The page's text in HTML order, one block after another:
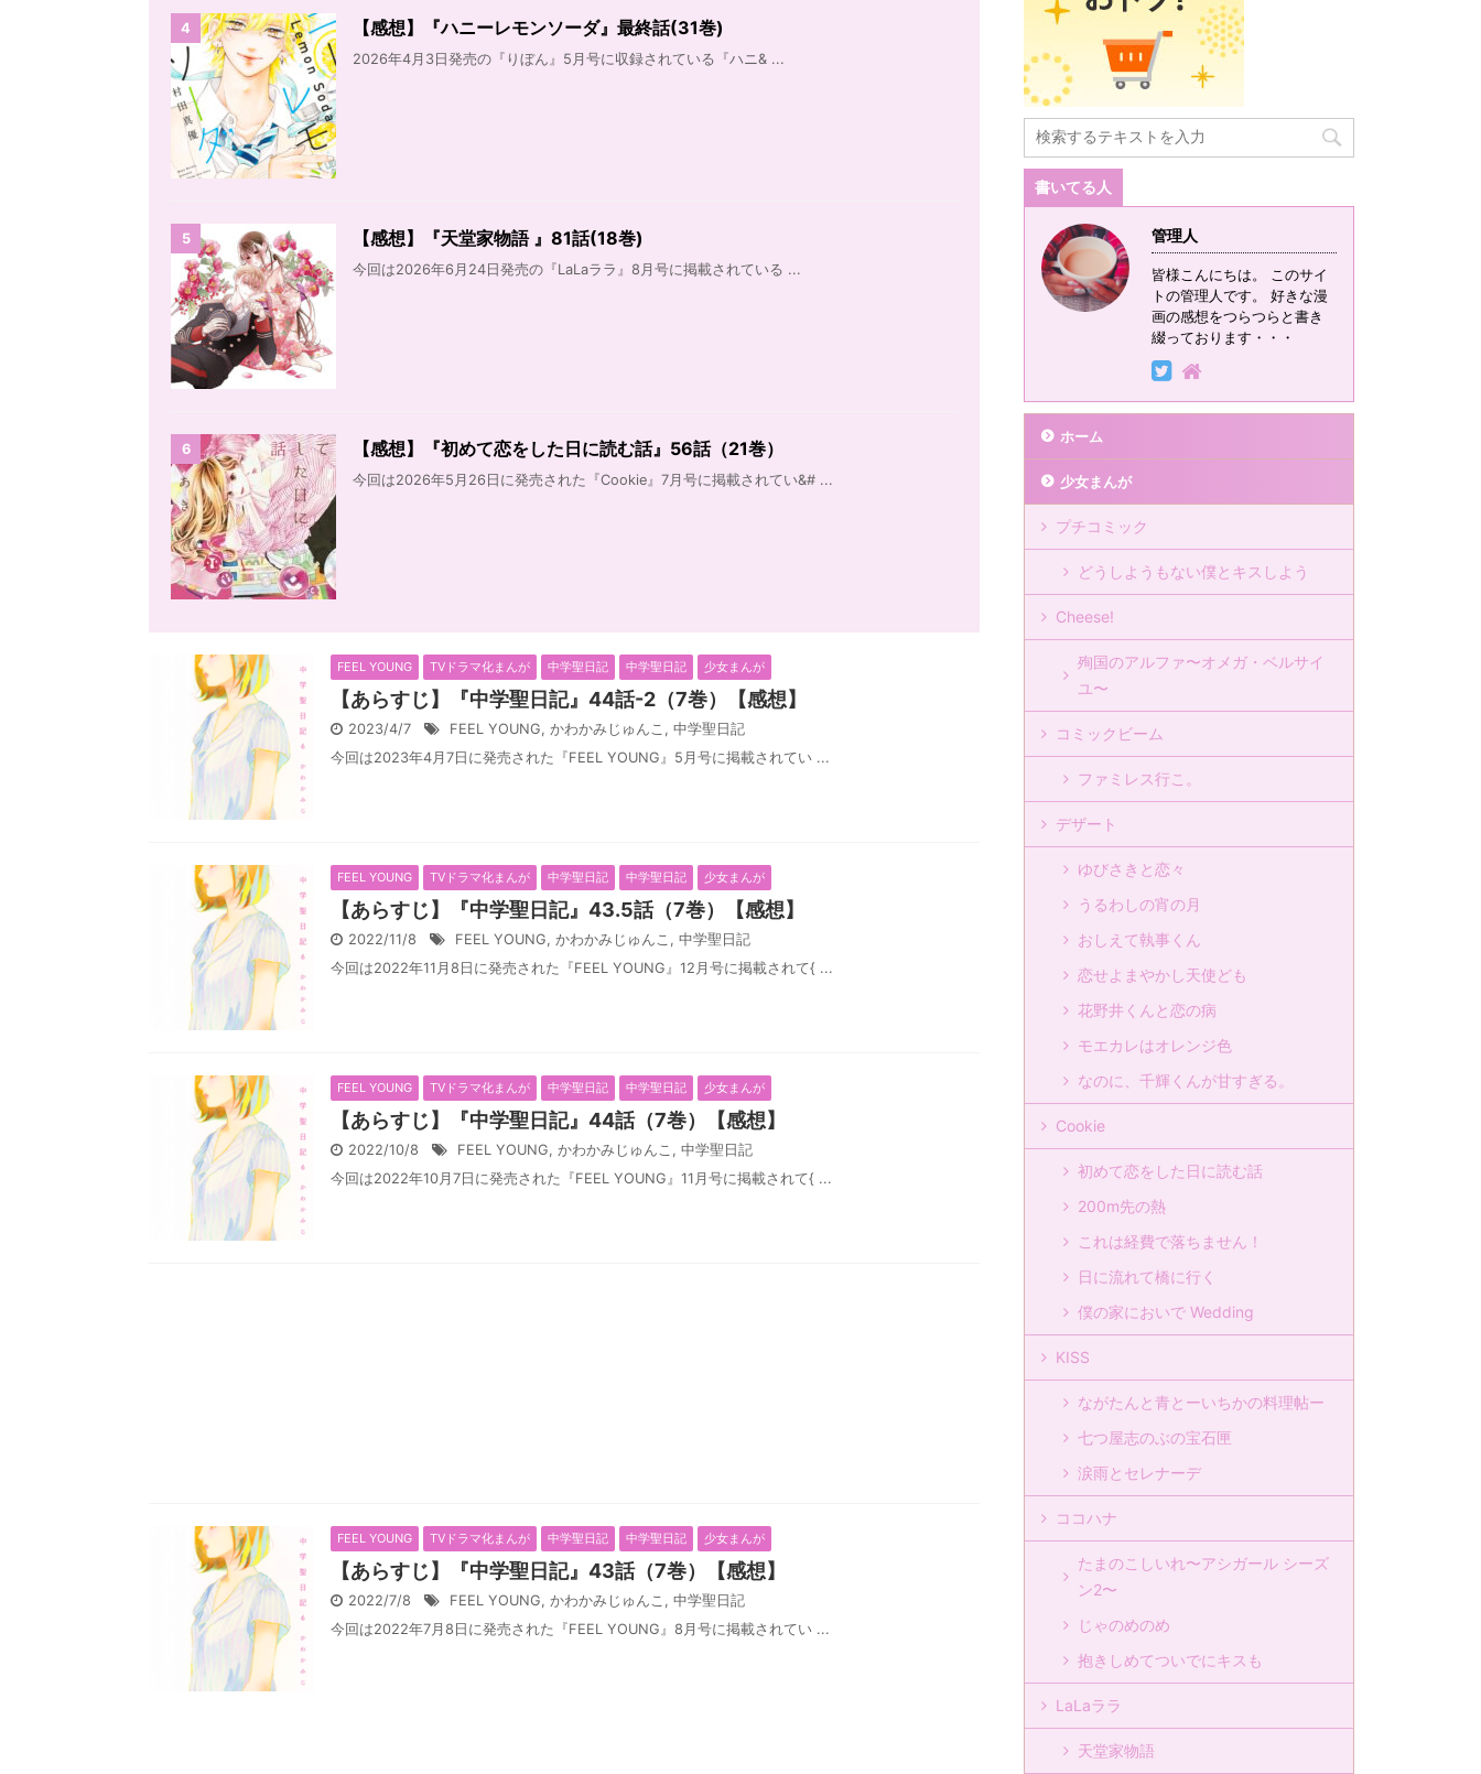
4 【感想】『ハニーレモンソーダ』最終話(31巻)
2026年4月3日発売の『りぼん』5月号に収録されている『ハニ& ...
5 【感想】『天堂家物語 』81話(18巻)
今回は2026年6月24日発売の『LaLaララ』8月号に掲載されている ...
6 【感想】『初めて恋をした日に読む話』56話（21巻）
今回は2026年5月26日に発売された『Cookie』7月号に掲載されてい&# ...
FEEL YOUNG TVドラマ化まんが 中学聖日記 中学聖日記 少女まんが
【あらすじ】『中学聖日記』44話-2（7巻）【感想】
2023/4/7 FEEL YOUNG, かわかみじゅんこ , 中学聖日記
今回は2023年4月7日に発売された『FEEL YOUNG』5月号に掲載されてい ...
FEEL YOUNG TVドラマ化まんが 中学聖日記 中学聖日記 少女まんが
【あらすじ】『中学聖日記』43.5話（7巻）【感想】
2022/11/8 FEEL YOUNG, かわかみじゅんこ , 中学聖日記
今回は2022年11月8日に発売された『FEEL YOUNG』12月号に掲載されて{ ...
FEEL YOUNG TVドラマ化まんが 中学聖日記 中学聖日記 少女まんが
【あらすじ】『中学聖日記』44話（7巻）【感想】
2022/10/8 FEEL YOUNG, かわかみじゅんこ , 中学聖日記
今回は2022年10月7日に発売された『FEEL YOUNG』11月号に掲載されて{ ...
FEEL YOUNG TVドラマ化まんが 中学聖日記 中学聖日記 少女まんが
【あらすじ】『中学聖日記』43話（7巻）【感想】
2022/7/8 FEEL YOUNG, かわかみじゅんこ , 中学聖日記
今回は2022年7月8日に発売された『FEEL YOUNG』8月号に掲載されてい ...
書いてる人
管理人
皆様こんにちは。 このサイ
トの管理人です。 好きな漫
画の感想をつらつらと書き
綴っております・・・
ホーム
少女まんが
プチコミック
どうしようもない僕とキスしよう
Cheese!
殉国のアルファ〜オメガ・ベルサイ
ユ〜
コミックビーム
ファミレス行こ。
デザート
ゆびさきと恋々
うるわしの宵の月
おしえて執事くん
恋せよまやかし天使ども
花野井くんと恋の病
モエカレはオレンジ色
なのに、千輝くんが甘すぎる。
Cookie
初めて恋をした日に読む話
200m先の熱
これは経費で落ちません！
日に流れて橋に行く
僕の家においで Wedding
KISS
ながたんと青とーいちかの料理帖ー
七つ屋志のぶの宝石匣
涙雨とセレナーデ
ココハナ
たまのこしいれ〜アシガール シーズ
ン2〜
じゃのめのめ
抱きしめてついでにキスも
LaLaララ
天堂家物語